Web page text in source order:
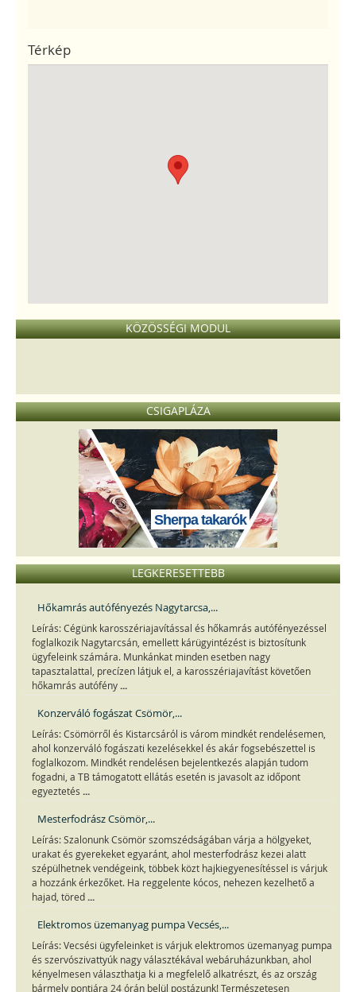
Térkép
KÖZÖSSÉGI MODUL
CSIGAPLÁZA
Sherpa takarók
LEGKERESETTEBB
Hőkamrás autófényezés Nagytarcsa,...
Leírás: Cégünk karosszériajavítással és hőkamrás autófényezéssel
foglalkozik Nagytarcsán, emellett kárügyintézést is biztosítunk
ügyfeleink számára. Munkánkat minden esetben nagy
tapasztalattal, precízen látjuk el, a karosszériajavítást követően
hőkamrás autófény ...
Konzerváló fogászat Csömör,...
Leírás: Csömörről és Kistarcsáról is várom mindkét rendelésemen,
ahol konzerváló fogászati kezelésekkel és akár fogsebészettel is
foglalkozom. Mindkét rendelésen bejelentkezés alapján tudom
fogadni, a TB támogatott ellátás esetén is javasolt az időpont
egyeztetés ...
Mesterfodrász Csömör,...
Leírás: Szalonunk Csömör szomszédságában várja a hölgyeket,
urakat és gyerekeket egyaránt, ahol mesterfodrász kezei alatt
szépülhetnek vendégeink, többek közt hajkiegyenesítéssel is várjuk
a hozzánk érkezőket. Ha reggelente kócos, nehezen kezelhető a
hajad, töred ...
Elektromos üzemanyag pumpa Vecsés,...
Leírás: Vecsési ügyfeleinket is várjuk elektromos üzemanyag pumpa
és szervószivattyúk nagy választékával webáruházunkban, ahol
kényelmesen választhatja ki a megfelelő alkatrészt, és az ország
bármely pontjára 24 órán belül postázunk! Természetesen